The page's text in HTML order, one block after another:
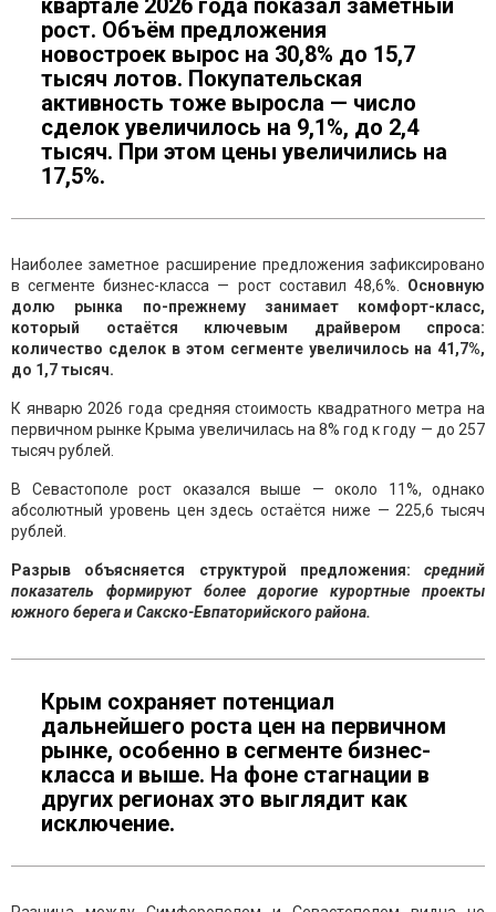
квартале 2026 года показал заметный
рост. Объём предложения
новостроек вырос на 30,8% до 15,7
тысяч лотов. Покупательская
активность тоже выросла — число
сделок увеличилось на 9,1%, до 2,4
тысяч. При этом цены увеличились на
17,5%.
Наиболее заметное расширение предложения зафиксировано
в сегменте бизнес-класса — рост составил 48,6%. Основную
долю рынка по-прежнему занимает комфорт-класс,
который остаётся ключевым драйвером спроса:
количество сделок в этом сегменте увеличилось на 41,7%,
до 1,7 тысяч.
К январю 2026 года средняя стоимость квадратного метра на
первичном рынке Крыма увеличилась на 8% год к году — до 257
тысяч рублей.
В Севастополе рост оказался выше — около 11%, однако
абсолютный уровень цен здесь остаётся ниже — 225,6 тысяч
рублей.
Разрыв объясняется структурой предложения:
средний
показатель формируют более дорогие курортные проекты
южного берега и Сакско-Евпаторийского района.
Крым сохраняет потенциал
дальнейшего роста цен на первичном
рынке, особенно в сегменте бизнес-
класса и выше. На фоне стагнации в
других регионах это выглядит как
исключение.